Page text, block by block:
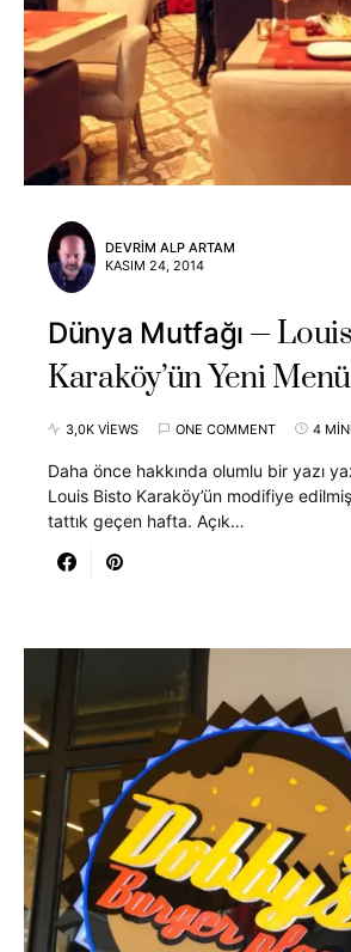
DEVRIM ALP ARTAM
KASIM 24, 2014
Dünya Mutfağı
Karaköy’ün Yeni
3,0K VIEWS ONE COMMENT 4
Daha önce hakkında olumlu bir yazı
Louis Bisto Karaköy’ün modifiye
tattık geçen hafta. Açık…